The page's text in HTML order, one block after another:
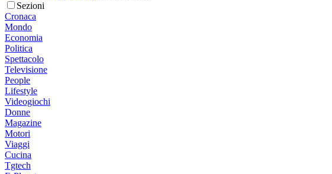
Sezioni
Cronaca
Mondo
Economia
Politica
Spettacolo
Televisione
People
Lifestyle
Videogiochi
Donne
Magazine
Motori
Viaggi
Cucina
Tgtech